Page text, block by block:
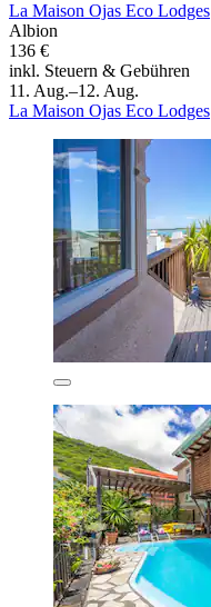
La Maison Ojas Eco Lodges
Albion
136 €
inkl. Steuern & Gebühren
11. Aug.–12. Aug.
La Maison Ojas Eco Lodges